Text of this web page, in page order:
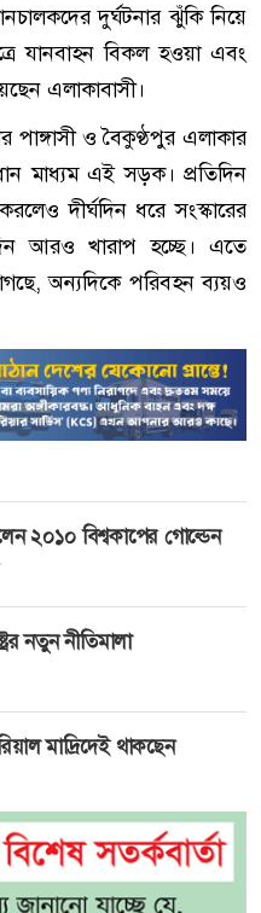
দুর্ঘটনার ঝুঁকি নিয়ে
যানবাহন বিকল হওয়া এবং
এলাকাবাসী।
পাঙ্গাসী ও বৈকুণ্ঠপুর এলাকার
মাধ্যম এই সড়ক। প্রতিদিন
দীর্ঘদিন ধরে সংস্কারের
আরও খারাপ হচ্ছে। এতে
অন্যদিকে পরিবহন ব্যয়ও
২০১০ বিশ্বকাপের গোল্ডেন
নতুন নীতিমালা
মাদ্রিদেই থাকছেন